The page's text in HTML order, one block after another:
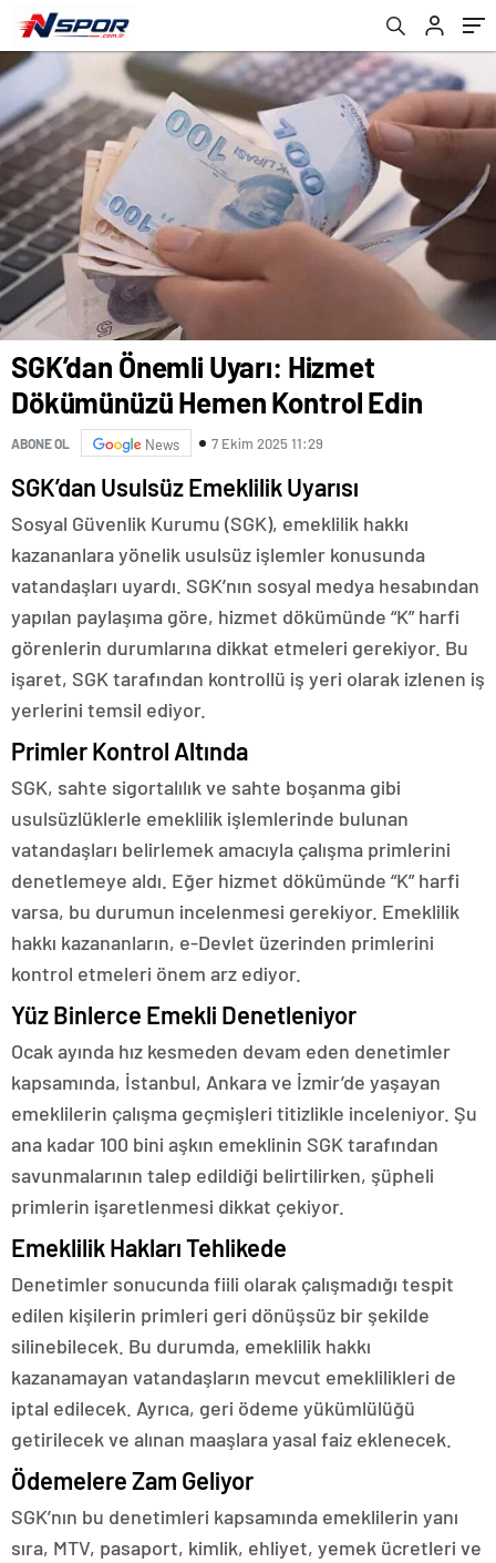
SGK’dan Önemli Uyarı: Hizmet
Dökümünüzü Hemen Kontrol Edin
ABONE OL News 7 Ekim 2025 11:29
SGK’dan Usulsüz Emeklilik Uyarısı
Sosyal Güvenlik Kurumu (SGK), emeklilik hakkı
kazananlara yönelik usulsüz işlemler konusunda
vatandaşları uyardı. SGK’nın sosyal medya hesabından
yapılan paylaşıma göre, hizmet dökümünde “K” harfi
görenlerin durumlarına dikkat etmeleri gerekiyor. Bu
işaret, SGK tarafından kontrollü iş yeri olarak izlenen iş
yerlerini temsil ediyor.
Primler Kontrol Altında
SGK, sahte sigortalılık ve sahte boşanma gibi
usulsüzlüklerle emeklilik işlemlerinde bulunan
vatandaşları belirlemek amacıyla çalışma primlerini
denetlemeye aldı. Eğer hizmet dökümünde “K” harfi
varsa, bu durumun incelenmesi gerekiyor. Emeklilik
hakkı kazananların, e-Devlet üzerinden primlerini
kontrol etmeleri önem arz ediyor.
Yüz Binlerce Emekli Denetleniyor
Ocak ayında hız kesmeden devam eden denetimler
kapsamında, İstanbul, Ankara ve İzmir’de yaşayan
emeklilerin çalışma geçmişleri titizlikle inceleniyor. Şu
ana kadar 100 bini aşkın emeklinin SGK tarafından
savunmalarının talep edildiği belirtilirken, şüpheli
primlerin işaretlenmesi dikkat çekiyor.
Emeklilik Hakları Tehlikede
Denetimler sonucunda fiili olarak çalışmadığı tespit
edilen kişilerin primleri geri dönüşsüz bir şekilde
silinebilecek. Bu durumda, emeklilik hakkı
kazanamayan vatandaşların mevcut emeklilikleri de
iptal edilecek. Ayrıca, geri ödeme yükümlülüğü
getirilecek ve alınan maaşlara yasal faiz eklenecek.
Ödemelere Zam Geliyor
SGK’nın bu denetimleri kapsamında emeklilerin yanı
sıra, MTV, pasaport, kimlik, ehliyet, yemek ücretleri ve